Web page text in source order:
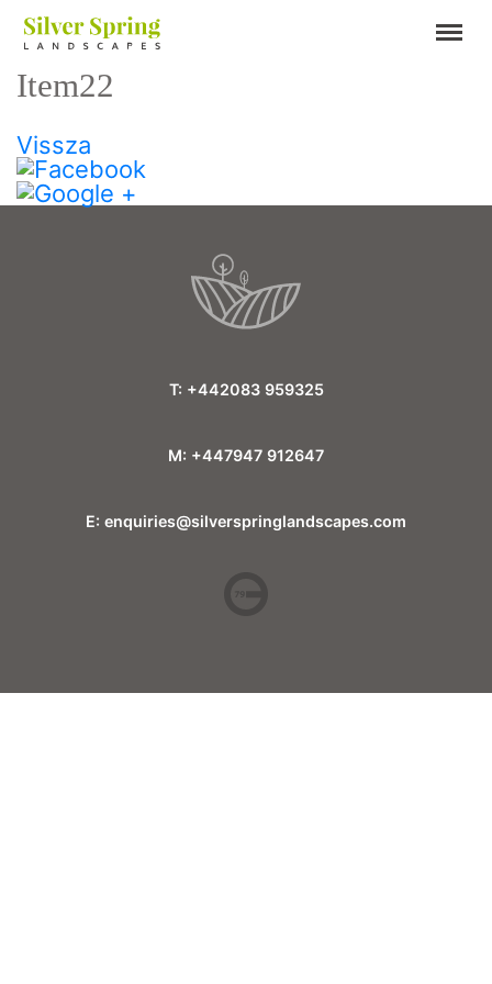
Item22
Vissza
T: +442083 959325
M: +447947 912647
E: enquiries@silverspringlandscapes.com